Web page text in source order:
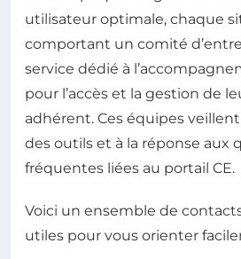
utilisateur optimale, chaque
comportant un comité
service dédié à
pour l’accès et la gestion de
adhérent. Ces équipes
des outils et à la réponse aux
fréquentes liées au portail CE.
Voici un ensemble de
utiles pour vous orienter